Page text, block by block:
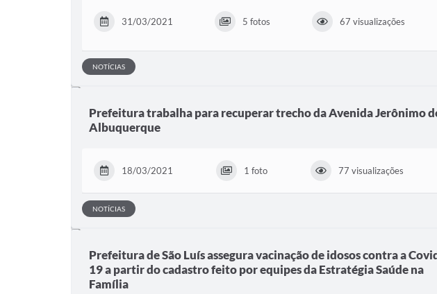
31/03/2021 5 fotos 67 visualizações
NOTÍCIAS
Prefeitura trabalha para recuperar trecho da Avenida Jerônimo
Albuquerque
18/03/2021 1 foto 77 visualizações
NOTÍCIAS
Prefeitura de São Luís assegura vacinação de idosos contra a
19 a partir do cadastro feito por equipes da Estratégia Saúde na
Família